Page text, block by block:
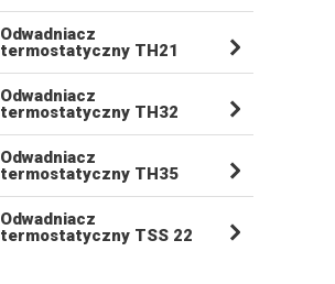
Odwadniacz
termostatyczny TH21
Odwadniacz
termostatyczny TH32
Odwadniacz
termostatyczny TH35
Odwadniacz
termostatyczny TSS 22